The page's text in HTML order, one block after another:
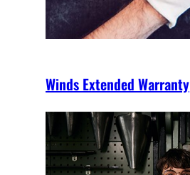
Winds Extended Warranty